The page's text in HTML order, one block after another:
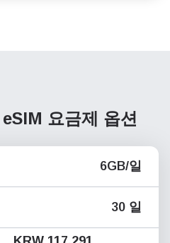
eSIM 요금제 옵션
6GB/일
30 일